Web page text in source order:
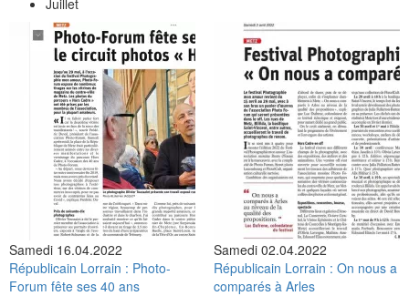
Samedi 16.04.2022
Républicain Lorrain : Photo-
Forum fête ses 40 ans
Samedi 02.04.2022
Républicain Lorrain : On nous a
comparés à Arles